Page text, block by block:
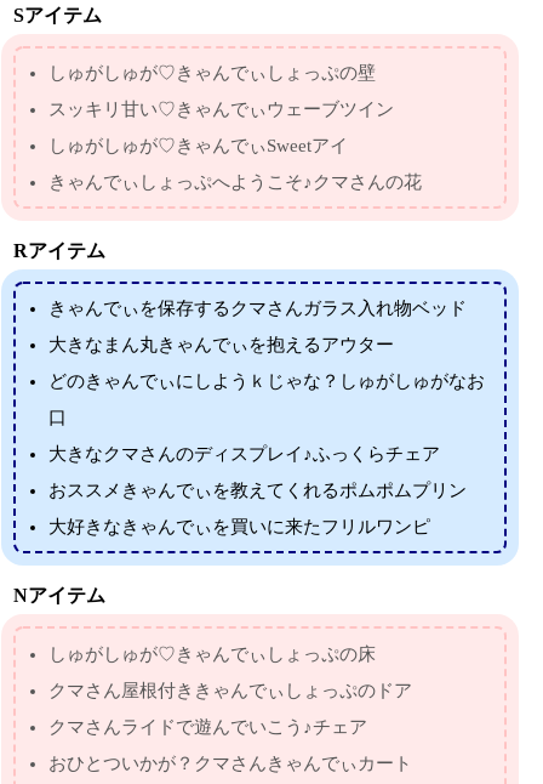
Sアイテム
しゅがしゅが♡きゃんでぃしょっぷの壁
スッキリ甘い♡きゃんでぃウェーブツイン
しゅがしゅが♡きゃんでぃSweetアイ
きゃんでぃしょっぷへようこそ♪クマさんの花
Rアイテム
きゃんでぃを保存するクマさんガラス入れ物ベッド
大きなまん丸きゃんでぃを抱えるアウター
どのきゃんでぃにしようｋじゃな？しゅがしゅがなお
口
大きなクマさんのディスプレイ♪ふっくらチェア
おススメきゃんでぃを教えてくれるポムポムプリン
大好きなきゃんでぃを買いに来たフリルワンピ
Nアイテム
しゅがしゅが♡きゃんでぃしょっぷの床
クマさん屋根付ききゃんでぃしょっぷのドア
クマさんライドで遊んでいこう♪チェア
おひとついかが？クマさんきゃんでぃカート